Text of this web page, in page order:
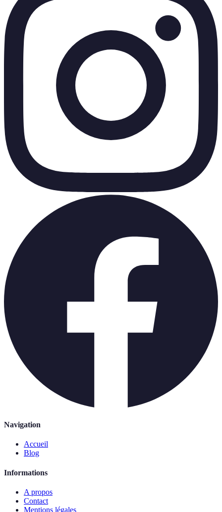
Navigation
Accueil
Blog
Informations
A propos
Contact
Mentions légales